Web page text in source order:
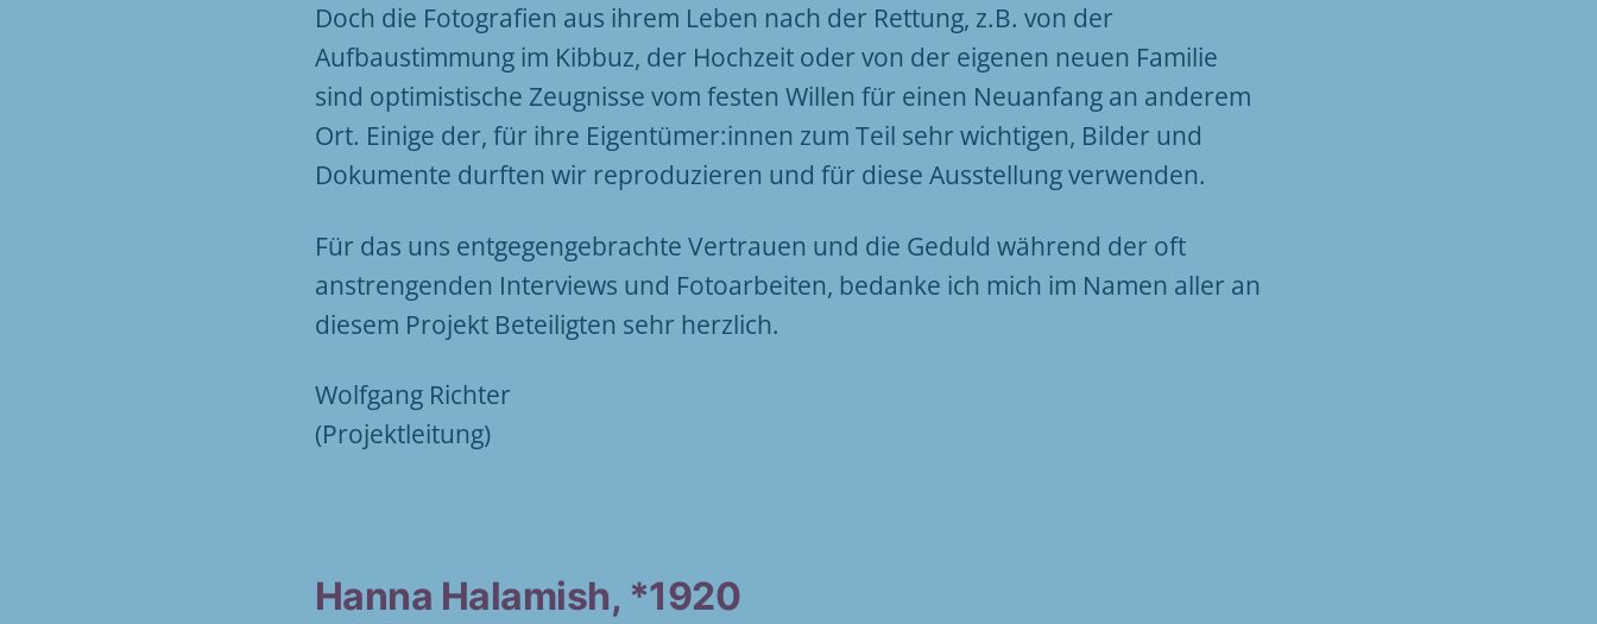
Doch die Fotografien aus ihrem Leben nach der Rettung, z.B. von der
Aufbaustimmung im Kibbuz, der Hochzeit oder von der eigenen neuen Familie
sind optimistische Zeugnisse vom festen Willen für einen Neuanfang an anderem
Ort. Einige der, für ihre Eigentümer:innen zum Teil sehr wichtigen, Bilder und
Dokumente durften wir reproduzieren und für diese Ausstellung verwenden.
Für das uns entgegengebrachte Vertrauen und die Geduld während der oft
anstrengenden Interviews und Fotoarbeiten, bedanke ich mich im Namen aller an
diesem Projekt Beteiligten sehr herzlich.
Wolfgang Richter
(Projektleitung)
Hanna Halamish, *1920